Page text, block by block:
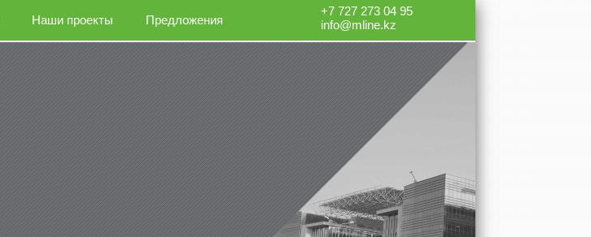
+7 727 273 04 95
info@mline.kz
Наши проекты Предложения